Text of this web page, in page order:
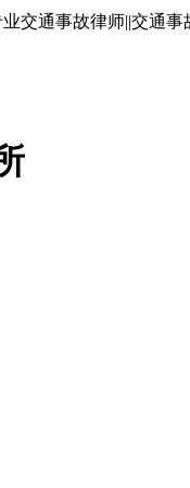
交通事故律师||交通事